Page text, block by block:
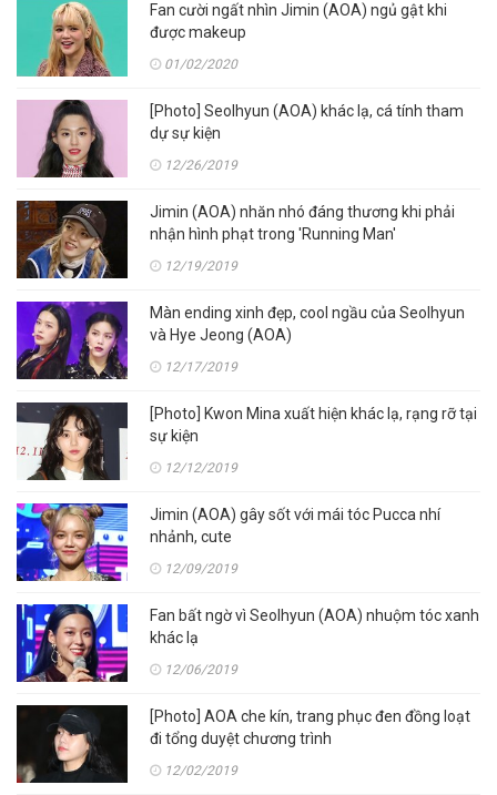
Fan cười ngất nhìn Jimin (AOA) ngủ gật khi
được makeup
01/02/2020
[Photo] Seolhyun (AOA) khác lạ, cá tính tham
dự sự kiện
12/26/2019
Jimin (AOA) nhăn nhó đáng thương khi phải
nhận hình phạt trong 'Running Man'
12/19/2019
Màn ending xinh đẹp, cool ngầu của Seolhyun
và Hye Jeong (AOA)
12/17/2019
[Photo] Kwon Mina xuất hiện khác lạ, rạng rỡ tại
sự kiện
12/12/2019
Jimin (AOA) gây sốt với mái tóc Pucca nhí
nhảnh, cute
12/09/2019
Fan bất ngờ vì Seolhyun (AOA) nhuộm tóc xanh
khác lạ
12/06/2019
[Photo] AOA che kín, trang phục đen đồng loạt
đi tổng duyệt chương trình
12/02/2019